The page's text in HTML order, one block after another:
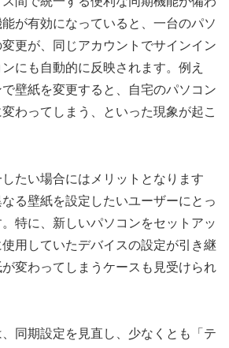
が有効になっていると、一台のパソ
更が、同じアカウントでサインイン
にも自動的に反映されます。例え
壁紙を変更すると、自宅のパソコン
わってしまう、といった現象が起こ
たい場合にはメリットとなります
る壁紙を設定したいユーザーにとっ
特に、新しいパソコンをセットアッ
用していたデバイスの設定が引き継
変わってしまうケースも見受けられ
同期設定を見直し、少なくとも「テ